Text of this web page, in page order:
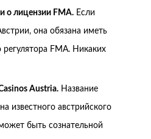
о лицензии FMA. Если
она обязана иметь
FMA. Никаких
Austria. Название
известного австрийского
быть сознательной